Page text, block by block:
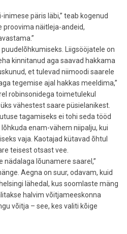
päris läbi,” teab kogenud
proovima näitleja-andeid,
Liigsööjatele on
kinnitanud aga saavad hakkama
et tulevad niimoodi saarele
tegemise ajal hakkas meeldima,”
robinsonidega toimetulekul
vähestest saare püsielanikest.
tagamiseks ei tohi seda tööd
enam-vähem niipalju, kui
vaja. Kaotajad kütavad õhtul
teisest otsast vee.
nädalaga lõunamere saarel,”
Aegna on suur, odavam, kuid
lähedal, kus soomlaste mäng
halvim võitjameeskonna
võitja – see, kes valiti kõige